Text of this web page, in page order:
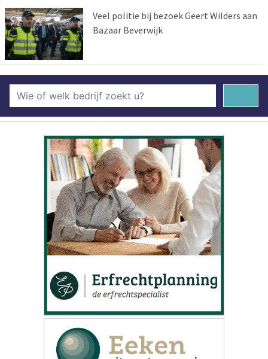
Veel politie bij bezoek Geert Wilders aan
Bazaar Beverwijk